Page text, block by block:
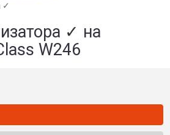
✓
✓ на
W246